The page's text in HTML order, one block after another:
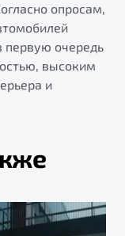
опросам,
первую очередь
высоким
и